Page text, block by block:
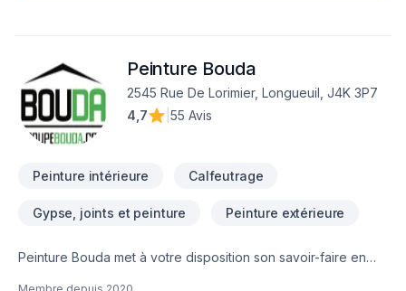
Peinture Bouda
2545 Rue De Lorimier, Longueuil, J4K 3P7
4,7
55 Avis
Peinture intérieure Calfeutrage
Gypse, joints et peinture Peinture extérieure
Peinture Bouda met à votre disposition son savoir-faire en